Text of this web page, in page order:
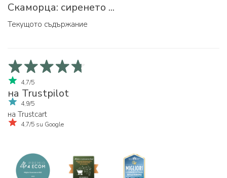
Скаморца: сиренето ...
Текущото съдържание
4,7/5
на Trustpilot
4,9/5
на Trustcart
4,7/5 su Google